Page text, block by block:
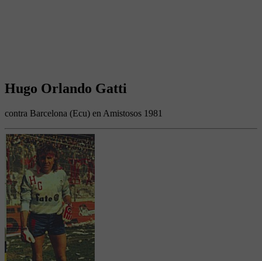
Hugo Orlando Gatti
contra Barcelona (Ecu) en Amistosos 1981